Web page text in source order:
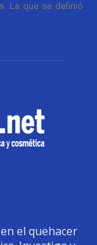
La que se definió
el quehacer